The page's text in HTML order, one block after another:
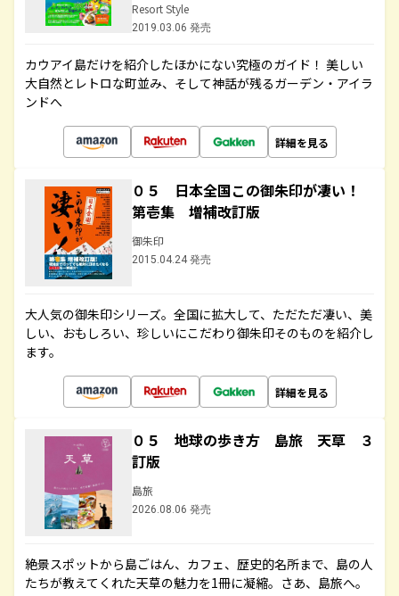
Resort Style
2019.03.06 発売
カウアイ島だけを紹介したほかにない究極のガイド！ 美しい
大自然とレトロな町並み、そして神話が残るガーデン・アイラ
ンドへ
詳細を見る
０５ 日本全国この御朱印が凄い！
第壱集 増補改訂版
御朱印
2015.04.24 発売
大人気の御朱印シリーズ。全国に拡大して、ただただ凄い、美
しい、おもしろい、珍しいにこだわり御朱印そのものを紹介し
ます。
詳細を見る
０５ 地球の歩き方 島旅 天草 ３
訂版
島旅
2026.08.06 発売
絶景スポットから島ごはん、カフェ、歴史的名所まで、島の人
たちが教えてくれた天草の魅力を1冊に凝縮。さあ、島旅へ。